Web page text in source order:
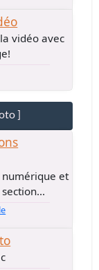
vidéo avec
]
numérique et